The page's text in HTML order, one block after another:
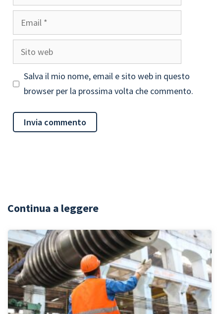
Email
Sito
web
Salva il mio nome, email e sito web in questo
browser per la prossima volta che commento.
Continua a leggere